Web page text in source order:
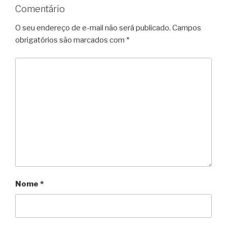
Comentário
O seu endereço de e-mail não será publicado. Campos
obrigatórios são marcados com *
Nome *